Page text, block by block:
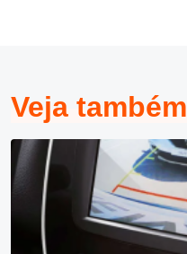
Veja também